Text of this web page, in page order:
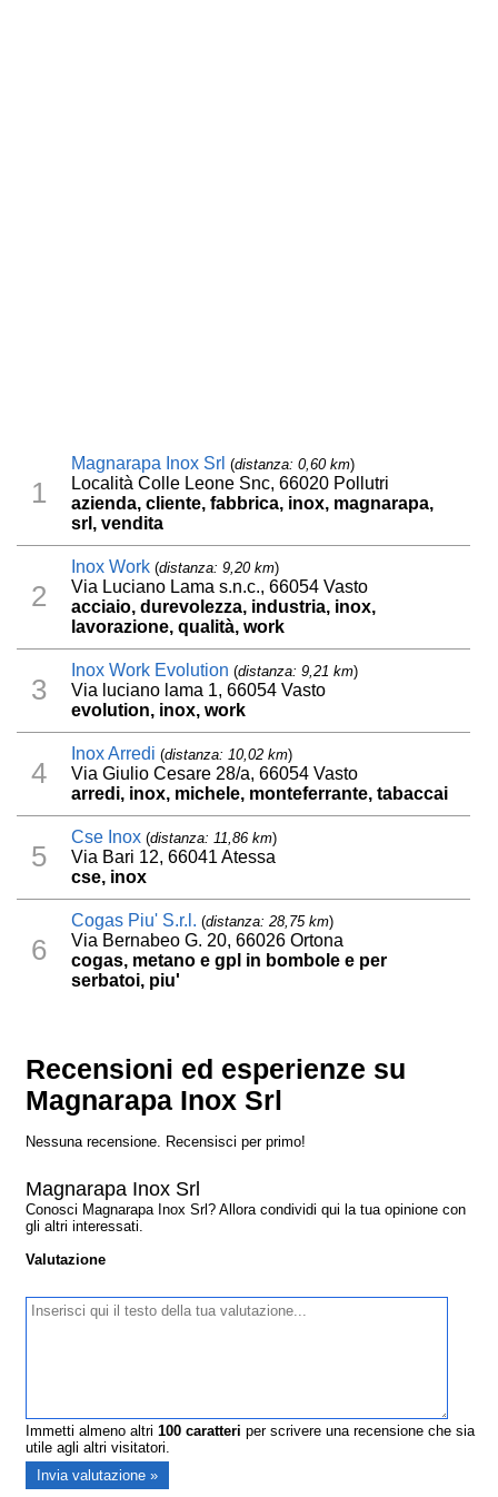
1
Magnarapa Inox Srl (distanza: 0,60 km)
Località Colle Leone Snc, 66020 Pollutri
azienda, cliente, fabbrica, inox, magnarapa,
srl, vendita
2
Inox Work (distanza: 9,20 km)
Via Luciano Lama s.n.c., 66054 Vasto
acciaio, durevolezza, industria, inox,
lavorazione, qualità, work
3
Inox Work Evolution (distanza: 9,21 km)
Via luciano lama 1, 66054 Vasto
evolution, inox, work
4
Inox Arredi (distanza: 10,02 km)
Via Giulio Cesare 28/a, 66054 Vasto
arredi, inox, michele, monteferrante, tabaccai
5
Cse Inox (distanza: 11,86 km)
Via Bari 12, 66041 Atessa
cse, inox
6
Cogas Piu' S.r.l. (distanza: 28,75 km)
Via Bernabeo G. 20, 66026 Ortona
cogas, metano e gpl in bombole e per
serbatoi, piu'
Recensioni ed esperienze su
Magnarapa Inox Srl
Nessuna recensione. Recensisci per primo!
Magnarapa Inox Srl
Conosci Magnarapa Inox Srl? Allora condividi qui la tua opinione con
gli altri interessati.
Valutazione
Immetti almeno altri100 caratteri per scrivere una recensione che sia
utile agli altri visitatori.